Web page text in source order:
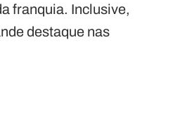
franquia. Inclusive,
destaque nas